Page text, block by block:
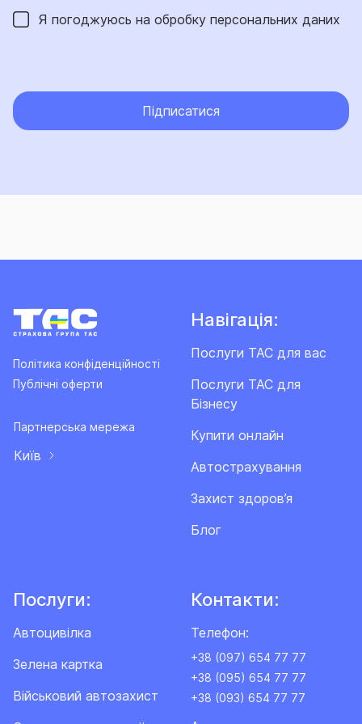
Я погоджуюсь на обробку персональних даних
Підписатися
Політика конфіденційності
Публічні оферти
Партнерська мережа
Київ
Навігація:
Послуги ТАС для вас
Послуги ТАС для
Бізнесу
Купити онлайн
Автострахування
Захист здоров’я
Блог
Послуги:
Автоцивілка
Зелена картка
Військовий автозахист
Контакти:
Телефон:
+38 (097) 654 77 77
+38 (095) 654 77 77
+38 (093) 654 77 77